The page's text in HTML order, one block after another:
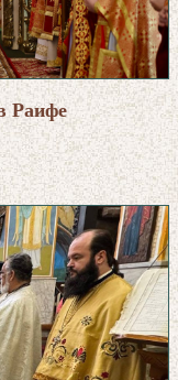
Раифе